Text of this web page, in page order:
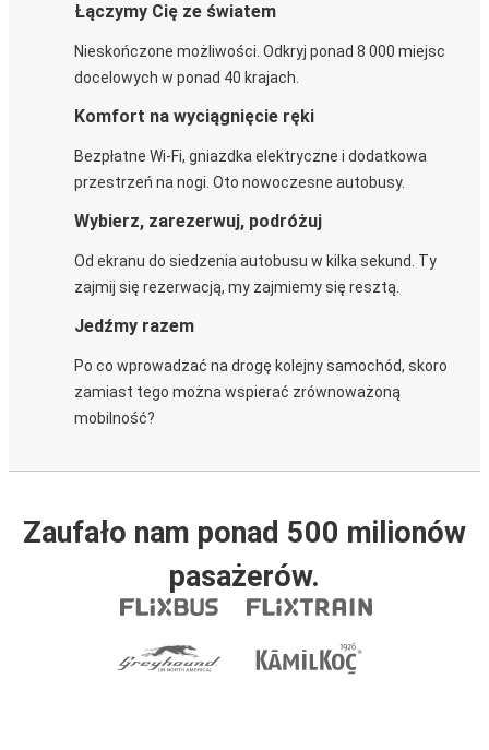
Łączymy Cię ze światem
Nieskończone możliwości. Odkryj ponad 8 000 miejsc
docelowych w ponad 40 krajach.
Komfort na wyciągnięcie ręki
Bezpłatne Wi-Fi, gniazdka elektryczne i dodatkowa
przestrzeń na nogi. Oto nowoczesne autobusy.
Wybierz, zarezerwuj, podróżuj
Od ekranu do siedzenia autobusu w kilka sekund. Ty
zajmij się rezerwacją, my zajmiemy się resztą.
Jedźmy razem
Po co wprowadzać na drogę kolejny samochód, skoro
zamiast tego można wspierać zrównoważoną
mobilność?
Zaufało nam ponad 500 milionów
pasażerów.